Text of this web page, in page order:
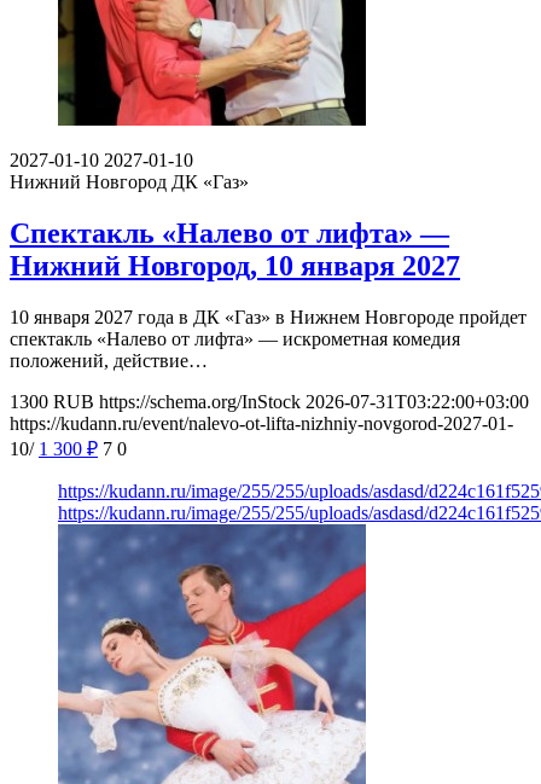
2027-01-10 2027-01-10
Нижний Новгород ДК «Газ»
Спектакль «Налево от лифта» —
Нижний Новгород, 10 января 2027
10 января 2027 года в ДК «Газ» в Нижнем Новгороде пройдет
спектакль «Налево от лифта» — искрометная комедия
положений, действие…
1300 RUB https://schema.org/InStock 2026-07-31T03:22:00+03:00
https://kudann.ru/event/nalevo-ot-lifta-nizhniy-novgorod-2027-01-
10/ 1 300 ₽ 7 0
https://kudann.ru/image/255/255/uploads/asdasd/
https://kudann.ru/image/255/255/uploads/asdasd/